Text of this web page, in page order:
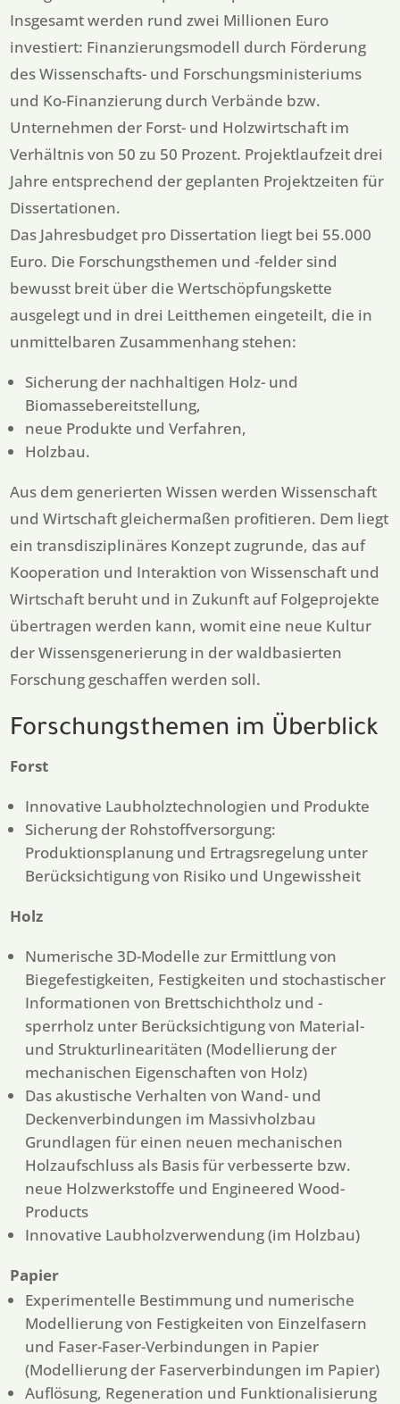
Insgesamt werden rund zwei Millionen Euro
investiert: Finanzierungsmodell durch Förderung
des Wissenschafts- und Forschungsministeriums
und Ko-Finanzierung durch Verbände bzw.
Unternehmen der Forst- und Holzwirtschaft im
Verhältnis von 50 zu 50 Prozent. Projektlaufzeit drei
Jahre entsprechend der geplanten Projektzeiten für
Dissertationen.
Das Jahresbudget pro Dissertation liegt bei 55.000
Euro. Die Forschungsthemen und -felder sind
bewusst breit über die Wertschöpfungskette
ausgelegt und in drei Leitthemen eingeteilt, die in
unmittelbaren Zusammenhang stehen:
Sicherung der nachhaltigen Holz- und
Biomassebereitstellung,
neue Produkte und Verfahren,
Holzbau.
Aus dem generierten Wissen werden Wissenschaft
und Wirtschaft gleichermaßen profitieren. Dem liegt
ein transdisziplinäres Konzept zugrunde, das auf
Kooperation und Interaktion von Wissenschaft und
Wirtschaft beruht und in Zukunft auf Folgeprojekte
übertragen werden kann, womit eine neue Kultur
der Wissensgenerierung in der waldbasierten
Forschung geschaffen werden soll.
Forschungsthemen im Überblick
Forst
Innovative Laubholztechnologien und Produkte
Sicherung der Rohstoffversorgung:
Produktionsplanung und Ertragsregelung unter
Berücksichtigung von Risiko und Ungewissheit
Holz
Numerische 3D-Modelle zur Ermittlung von
Biegefestigkeiten, Festigkeiten und stochastischer
Informationen von Brettschichtholz und -
sperrholz unter Berücksichtigung von Material-
und Strukturlinearitäten (Modellierung der
mechanischen Eigenschaften von Holz)
Das akustische Verhalten von Wand- und
Deckenverbindungen im Massivholzbau
Grundlagen für einen neuen mechanischen
Holzaufschluss als Basis für verbesserte bzw.
neue Holzwerkstoffe und Engineered Wood-
Products
Innovative Laubholzverwendung (im Holzbau)
Papier
Experimentelle Bestimmung und numerische
Modellierung von Festigkeiten von Einzelfasern
und Faser-Faser-Verbindungen in Papier
(Modellierung der Faserverbindungen im Papier)
Auflösung, Regeneration und Funktionalisierung